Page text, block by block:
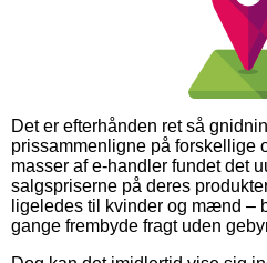
Det er efterhånden ret så
prissammenligne på forskellige
masser af e-handler fundet det
salgspriserne på deres
ligeledes til kvinder og mænd –
gange frembyde fragt uden